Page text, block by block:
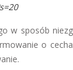
sposób
o